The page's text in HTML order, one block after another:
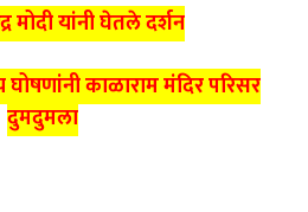
मोदी यांनी घेतले दर्शन
काळाराम मंदिर परिसर
दुमदुमला